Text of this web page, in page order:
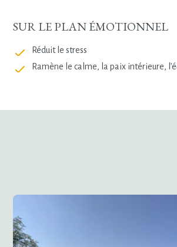
SUR LE PLAN ÉMOTIONNEL
Réduit le stress
Ramène le calme, la paix intérieure,